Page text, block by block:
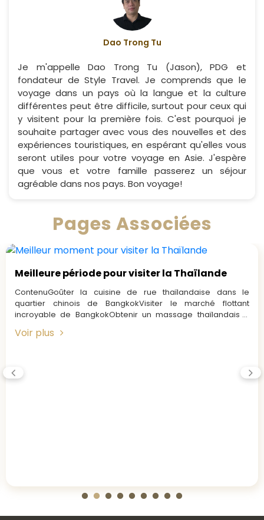
Dao Trong Tu
Je m'appelle Dao Trong Tu (Jason), PDG et
fondateur de Style Travel. Je comprends que le
voyage dans un pays où la langue et la culture
différentes peut être difficile, surtout pour ceux qui
y visitent pour la première fois. C'est pourquoi je
souhaite partager avec vous des nouvelles et des
expériences touristiques, en espérant qu'elles vous
seront utiles pour votre voyage en Asie. J'espère
que vous et votre famille passerez un séjour
agréable dans nos pays. Bon voyage!
Pages Associées
Meilleure période pour visiter la Thaïlande
ContenuGoûter la cuisine de rue thaïlandaise dans le
quartier chinois de BangkokVisiter le marché flottant
incroyable de BangkokObtenir un massage thaïlandais à
Voir plus